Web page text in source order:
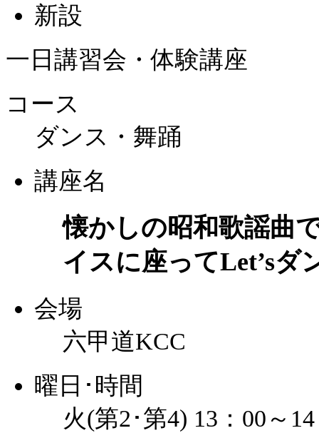
新設
一日講習会・体験講座
コース
ダンス・舞踊
講座名
懐かしの昭和歌謡曲
イスに座ってLet’sダ
会場
六甲道KCC
曜日･時間
火(第2･第4) 13：00～